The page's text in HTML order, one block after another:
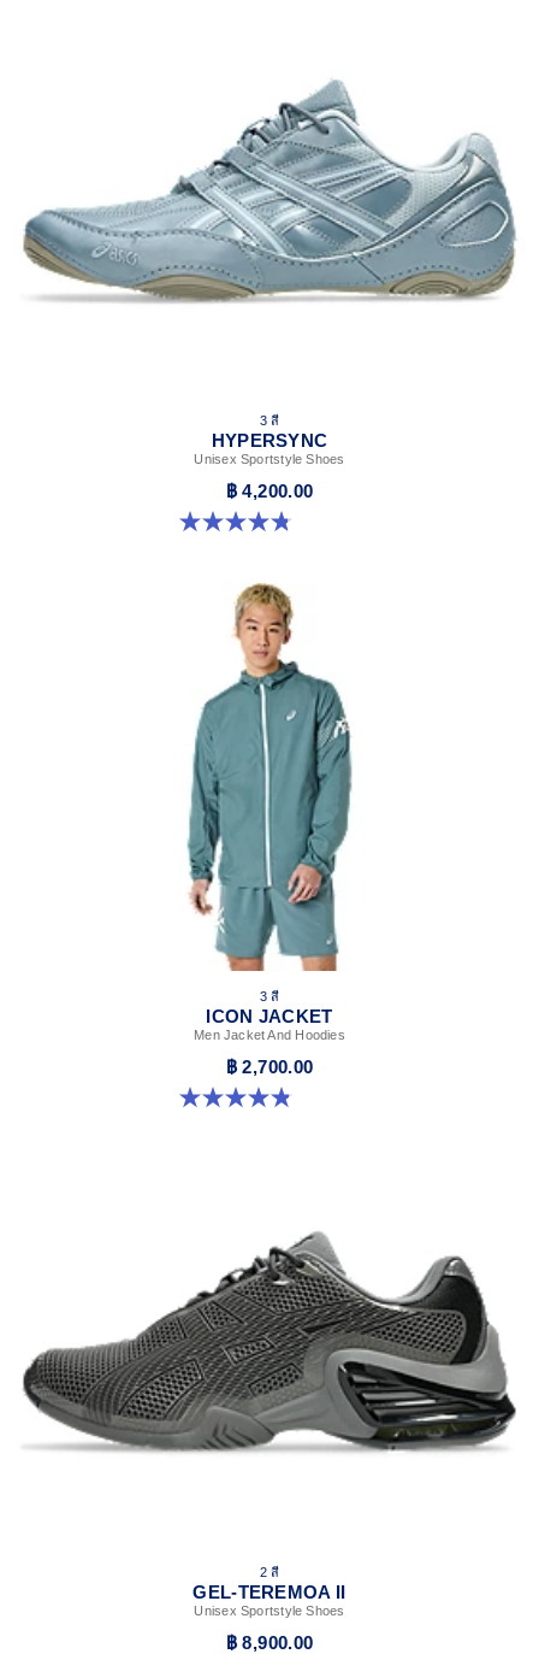
3 สี
HYPERSYNC
Unisex Sportstyle Shoes
฿ 4,200.00
4.8 จาก 5 ดาว 10 รีวิว
3 สี
ICON JACKET
Men Jacket And Hoodies
฿ 2,700.00
4.8 จาก 5 ดาว 19 รีวิว
2 สี
GEL-TEREMOA II
Unisex Sportstyle Shoes
฿ 8,900.00